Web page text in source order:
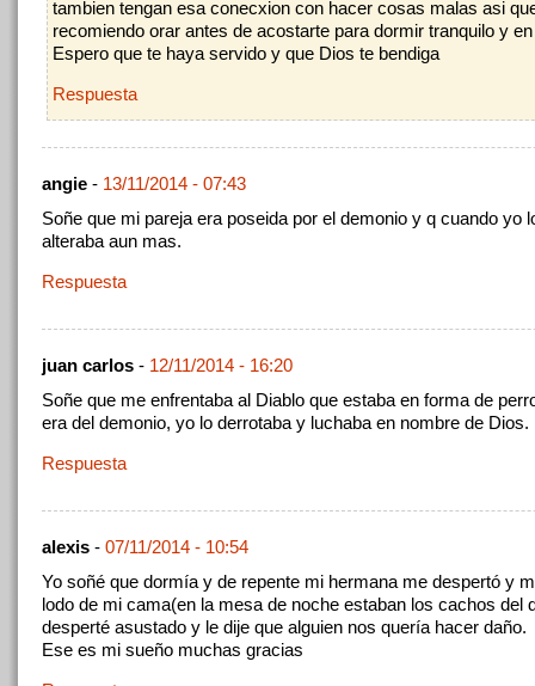
tambien tengan esa conecxion con hacer cosas malas asi
recomiendo orar antes de acostarte para dormir tranquilo y
Espero que te haya servido y que Dios te bendiga
Respuesta
angie - 13/11/2014 - 07:43
Soñe que mi pareja era poseida por el demonio y q cuando yo
alteraba aun mas.
Respuesta
juan carlos - 12/11/2014 - 16:20
Soñe que me enfrentaba al Diablo que estaba en forma de
era del demonio, yo lo derrotaba y luchaba en nombre de Dios.
Respuesta
alexis - 07/11/2014 - 10:54
Yo soñé que dormía y de repente mi hermana me despertó y
lodo de mi cama(en la mesa de noche estaban los cachos del
desperté asustado y le dije que alguien nos quería hacer daño.
Ese es mi sueño muchas gracias